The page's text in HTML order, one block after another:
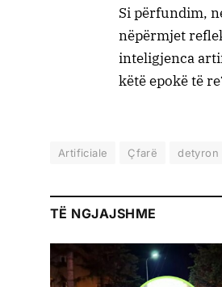
Si përfundim,
nëpërmjet
inteligjenca
këtë epokë të
Artificiale Çfarë detyron
TË NGJAJSHME